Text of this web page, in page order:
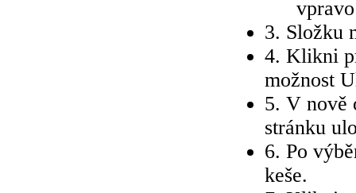
3. Složku
4. Klikni
možnost
5. V nově
stránku
6. Po
keše.